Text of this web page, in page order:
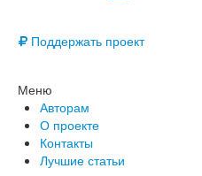
Поддержать проект
Меню
Авторам
О проекте
Контакты
Лучшие статьи